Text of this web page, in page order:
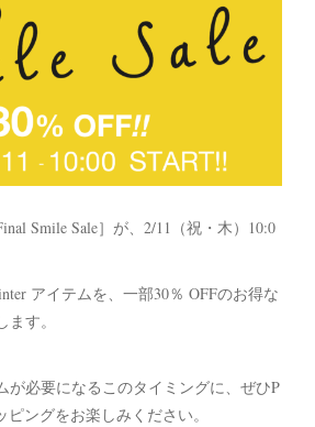
Smile Sale］が、2/11（祝・木）10:0
アイテムを、一部30％ OFFのお得な
す。
が必要になるこのタイミングに、ぜひP
ピングをお楽しみください。